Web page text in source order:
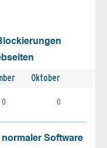
Oktober
0 0
Software